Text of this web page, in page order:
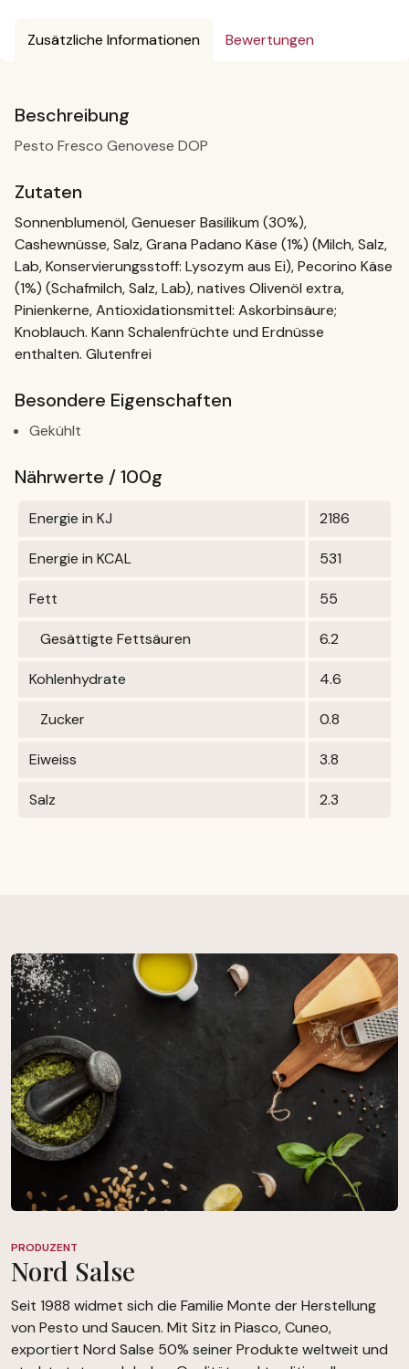
Zusätzliche Informationen Bewertungen
Beschreibung
Pesto Fresco Genovese DOP
Zutaten
Sonnenblumenöl, Genueser Basilikum (30%),
Cashewnüsse, Salz, Grana Padano Käse (1%) (Milch, Salz,
Lab, Konservierungsstoff: Lysozym aus Ei), Pecorino Käse
(1%) (Schafmilch, Salz, Lab), natives Olivenöl extra,
Pinienkerne, Antioxidationsmittel: Askorbinsäure;
Knoblauch. Kann Schalenfrüchte und Erdnüsse
enthalten. Glutenfrei
Besondere Eigenschaften
Gekühlt
Nährwerte / 100g
Energie in KJ 2186
Energie in KCAL 531
Fett 55
Gesättigte Fettsäuren 6.2
Kohlenhydrate 4.6
Zucker 0.8
Eiweiss 3.8
Salz 2.3
PRODUZENT
Nord Salse
Seit 1988 widmet sich die Familie Monte der Herstellung
von Pesto und Saucen. Mit Sitz in Piasco, Cuneo,
exportiert Nord Salse 50% seiner Produkte weltweit und